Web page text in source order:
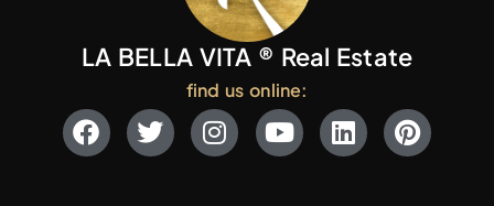
LA BELLA VITA ® Real Estate
find us online: